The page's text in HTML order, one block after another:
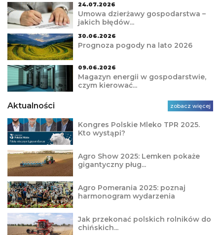
24.07.2026
Umowa dzierżawy gospodarstwa –
jakich błędów...
30.06.2026
Prognoza pogody na lato 2026
09.06.2026
Magazyn energii w gospodarstwie,
czym kierować...
Aktualności zobacz więcej
Kongres Polskie Mleko TPR 2025.
Kto wystąpi?
Agro Show 2025: Lemken pokaże
gigantyczny pług...
Agro Pomerania 2025: poznaj
harmonogram wydarzenia
Jak przekonać polskich rolników do
chińskich...